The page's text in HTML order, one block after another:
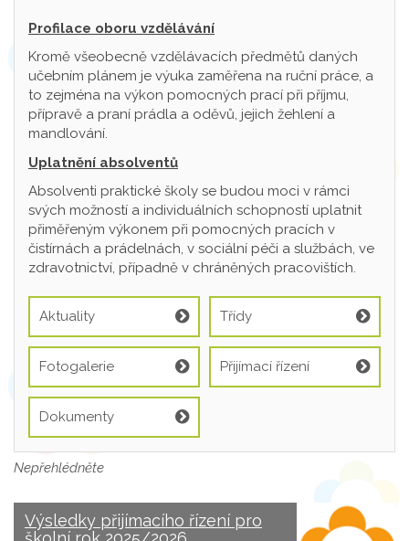
Profilace oboru vzdělávání
Kromě všeobecně vzdělávacích předmětů daných
učebním plánem je výuka zaměřena na ruční práce, a
to zejména na výkon pomocných prací při příjmu,
přípravě a praní prádla a oděvů, jejich žehlení a
mandlování.
Uplatnění absolventů
Absolventi praktické školy se budou moci v rámci
svých možností a individuálních schopností uplatnit
přiměřeným výkonem při pomocných pracích v
čistírnách a prádelnách, v sociální péči a službách, ve
zdravotnictví, případně v chráněných pracovištích.
Aktuality Třídy
Fotogalerie Přijímací řízení
Dokumenty
Nepřehlédněte
Výsledky přijímacího řízení pro